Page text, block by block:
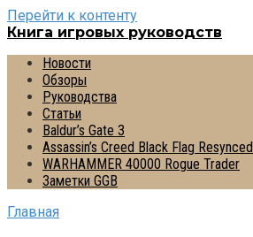
Перейти к контенту
Книга игровых руководств
Новости
Обзоры
Руководства
Статьи
Baldur’s Gate 3
Assassin’s Creed Black Flag Resynced
WARHAMMER 40000 Rogue Trader
Заметки GGB
Главная